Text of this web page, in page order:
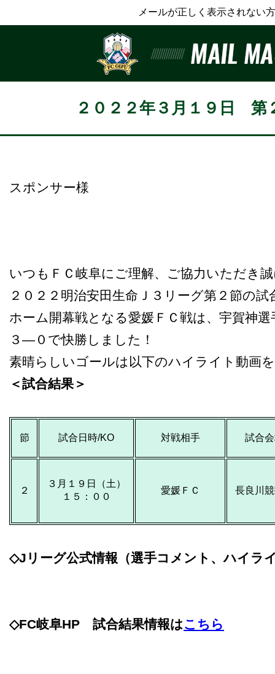
メールが正しく表示されない
２０２２年３月１９日
スポンサー様
いつもＦＣ岐阜にご理解、ご協力いただき
２０２２明治安田生命Ｊ３リーグ第２節の
ホーム開幕戦となる愛媛ＦＣ戦は、宇賀神
３―０で快勝しました！
素晴らしいゴールは以下のハイライト動画
＜試合結果＞
節 試合日時/KO 対戦相手 試合
２
３月１９日（土）
１５：００
愛媛ＦＣ 長良川
◇Jリーグ公式情報（選手コメント、ハイラ
◇FC岐阜HP 試合結果情報はこちら